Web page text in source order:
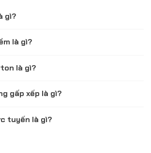
gì?
là gì?
là gì?
gấp xếp là gì?
tuyến là gì?